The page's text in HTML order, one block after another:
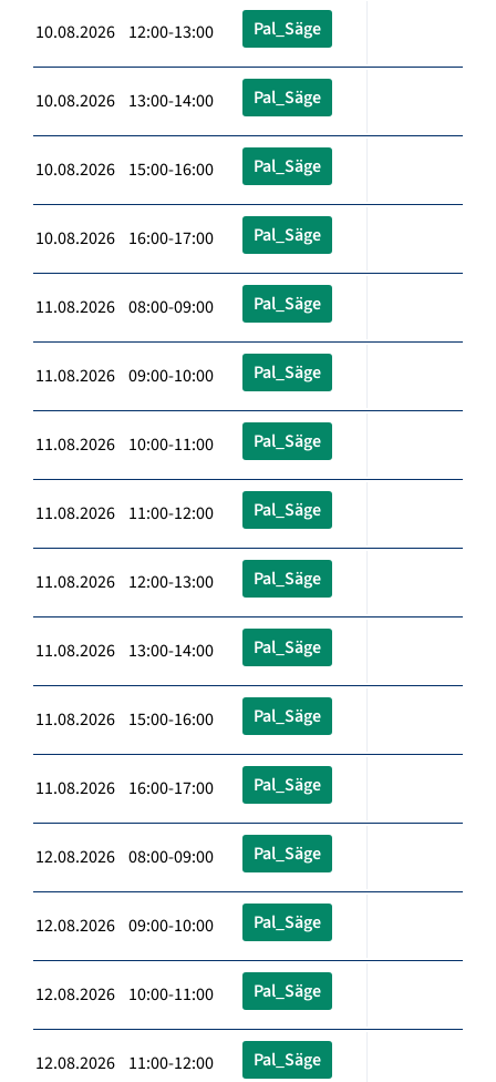
10.08.2026 12:00-13:00 Pal_Säge
10.08.2026 13:00-14:00 Pal_Säge
10.08.2026 15:00-16:00 Pal_Säge
10.08.2026 16:00-17:00 Pal_Säge
11.08.2026 08:00-09:00 Pal_Säge
11.08.2026 09:00-10:00 Pal_Säge
11.08.2026 10:00-11:00 Pal_Säge
11.08.2026 11:00-12:00 Pal_Säge
11.08.2026 12:00-13:00 Pal_Säge
11.08.2026 13:00-14:00 Pal_Säge
11.08.2026 15:00-16:00 Pal_Säge
11.08.2026 16:00-17:00 Pal_Säge
12.08.2026 08:00-09:00 Pal_Säge
12.08.2026 09:00-10:00 Pal_Säge
12.08.2026 10:00-11:00 Pal_Säge
12.08.2026 11:00-12:00 Pal_Säge